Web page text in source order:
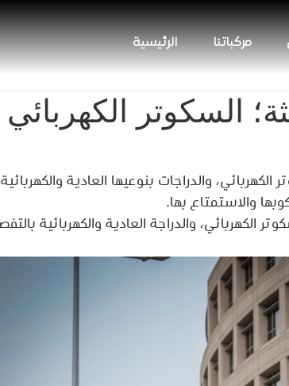
الرئيسية مركباتنا
السكوتر الكهربائي
والدراجات بنوعيها العادية
والاستمتاع بها.
والدراجة العادية والكهربائية